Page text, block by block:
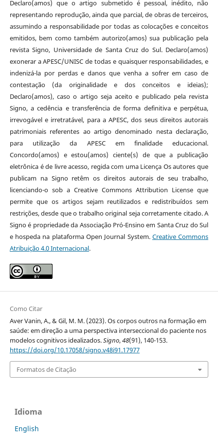
Declaro(amos) que o artigo submetido é pessoal, inédito, não
representando reprodução, ainda que parcial, de obras de terceiros,
assumindo a responsabilidade por todas as colocações e conceitos
emitidos, bem como também autorizo(amos) sua publicação pela
revista Signo, Universidade de Santa Cruz do Sul. Declaro(amos)
exonerar a APESC/UNISC de todas e quaisquer responsabilidades, e
indenizá-la por perdas e danos que venha a sofrer em caso de
contestação (da originalidade e dos conceitos e ideias);
Declaro(amos), caso o artigo seja aceito e publicado pela revista
Signo, a cedência e transferência de forma definitiva e perpétua,
irrevogável e irretratável, para a APESC, dos seus direitos autorais
patrimoniais referentes ao artigo denominado nesta declaração,
para utilização da APESC em finalidade educacional.
Concordo(amos) e estou(amos) ciente(s) de que a publicação
eletrônica é de livre acesso, regida com uma Licença Os autores que
publicam na Signo retêm os direitos autorais de seu trabalho,
licenciando-o sob a Creative Commons Attribution License que
permite que os artigos sejam reutilizados e redistribuídos sem
restrições, desde que o trabalho original seja corretamente citado. A
Signo é propriedade da Associação Pró-Ensino em Santa Cruz do Sul
e hospeda na plataforma Open Journal System. Creative Commons
Atribuição 4.0 Internacional.
Como Citar
Aver Vanin, A., & Gil, M. M. (2023). Os corpos outros na formação em
saúde: em direção a uma perspectiva interseccional do paciente nos
modelos cognitivos idealizados.Signo,48(91), 140-153.
https://doi.org/10.17058/signo.v48i91.17977
Formatos de Citação
Idioma
English